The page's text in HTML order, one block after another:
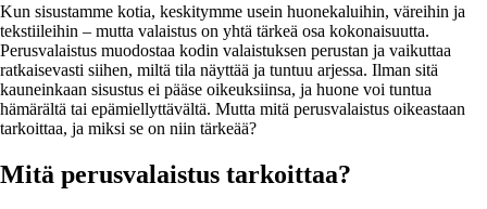
Kun sisustamme kotia, keskitymme usein huonekaluihin, väreihin ja
tekstiileihin – mutta valaistus on yhtä tärkeä osa kokonaisuutta.
Perusvalaistus muodostaa kodin valaistuksen perustan ja vaikuttaa
ratkaisevasti siihen, miltä tila näyttää ja tuntuu arjessa. Ilman sitä
kauneinkaan sisustus ei pääse oikeuksiinsa, ja huone voi tuntua
hämärältä tai epämiellyttävältä. Mutta mitä perusvalaistus oikeastaan
tarkoittaa, ja miksi se on niin tärkeää?
Mitä perusvalaistus tarkoittaa?